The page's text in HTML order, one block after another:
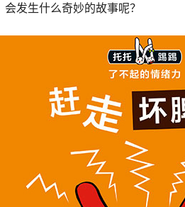
发生什么奇妙的故事呢？